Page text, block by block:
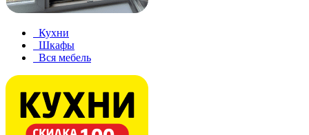
Кухни
Шкафы
Вся мебель